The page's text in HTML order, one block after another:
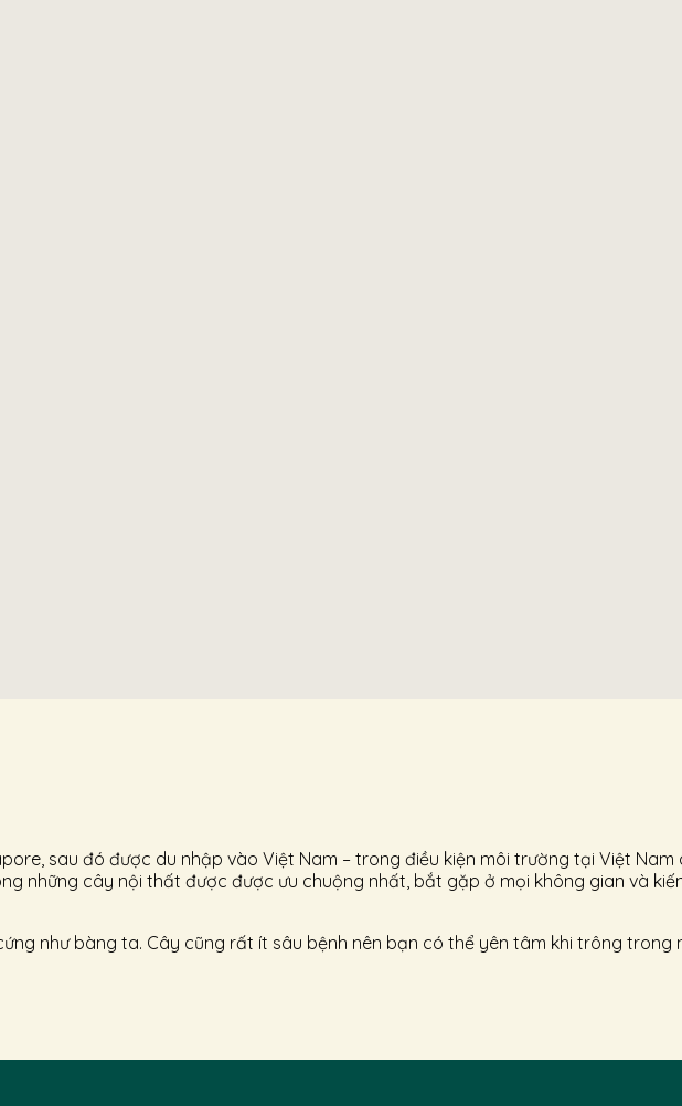
sau đó được du nhập vào Việt Nam – trong điều kiện môi trường tại Việt Nam
những cây nội thất được được ưu chuộng nhất, bắt gặp ở mọi không gian và
như bàng ta. Cây cũng rất ít sâu bệnh nên bạn có thể yên tâm khi trông trong